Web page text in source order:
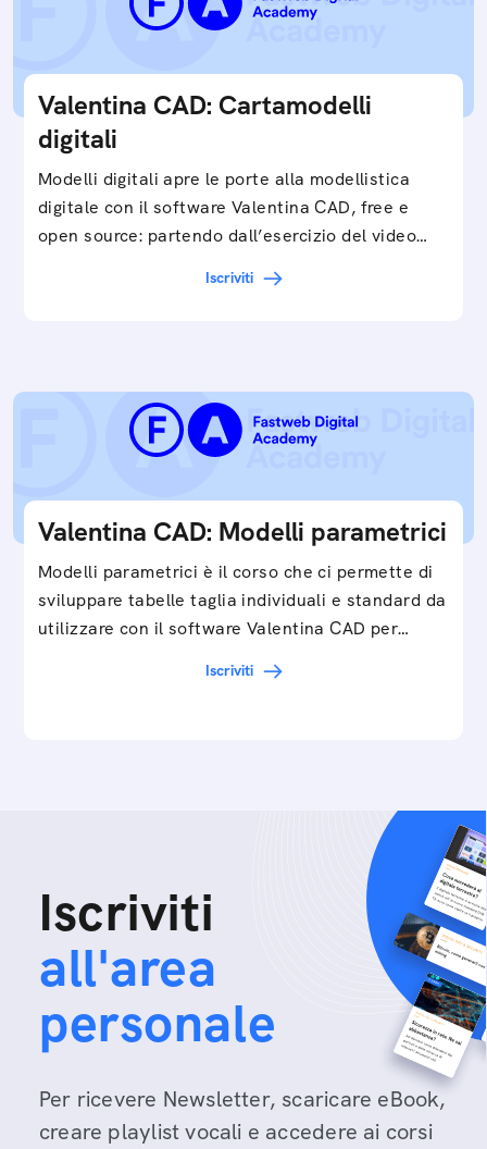
Valentina CAD: Cartamodelli
digitali
Modelli digitali apre le porte alla modellistica
digitale con il software Valentina CAD, free e
open source: partendo dall’esercizio del video…
Iscriviti
Valentina CAD: Modelli parametrici
Modelli parametrici è il corso che ci permette di
sviluppare tabelle taglia individuali e standard da
utilizzare con il software Valentina CAD per…
Iscriviti
Iscriviti
all'area
personale
Per ricevere Newsletter, scaricare eBook,
creare playlist vocali e accedere ai corsi